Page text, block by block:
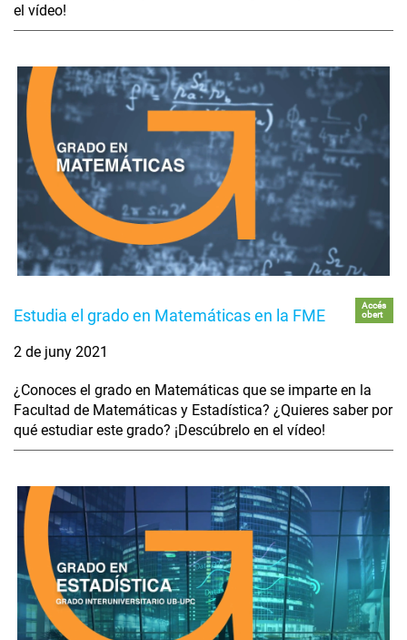
el vídeo!
Estudia el grado en Matemáticas en la FME
Accés
obert
2 de juny 2021
¿Conoces el grado en Matemáticas que se imparte en la
Facultad de Matemáticas y Estadística? ¿Quieres saber por
qué estudiar este grado? ¡Descúbrelo en el vídeo!